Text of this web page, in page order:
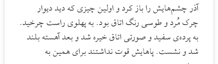
آذر چشم‌هایش را باز کرد و اولین چیزی که دید دیوار
چرک ‌مُرد و طوسی رنگ اتاق بود. به پهلوی راست چرخید.
به پرده‌ی سفید و صورتی اتاق خیره شد و بعد آهسته بلند
شد و نشست. پاهایش قوت نداشتند برای همین به